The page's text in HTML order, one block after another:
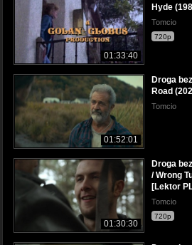
01:33:40
Hyde
Tomcio
720p
01:52:01
Droga
Road
Tomcio
01:30:30
Droga
/ Wrong
[Lektor
Tomcio
720p